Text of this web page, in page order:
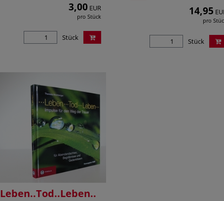
3,00 EUR
pro Stück
Stück
14,95
pro
Stück
Leben..Tod..Leben..